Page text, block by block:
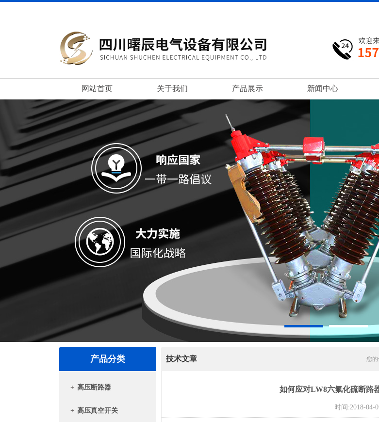
网站首页 关于我们 产品展示 新闻中心
产品分类
+ 高压断路器
+ 高压真空开关
技术文章 您的
如何应对LW8六氟化硫断路
时间:2018-04-